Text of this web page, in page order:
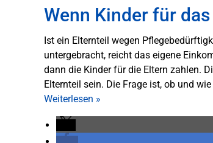
Wenn Kinder für
Ist ein Elternteil wegen
untergebracht, reicht das eigene
dann die Kinder für die Eltern zahlen.
Elternteil sein. Die Frage ist, ob und
Weiterlesen »